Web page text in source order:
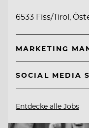
6533 Fiss/Tirol,
MARKETING
SOCIAL MEDIA
Entdecke alle Jobs